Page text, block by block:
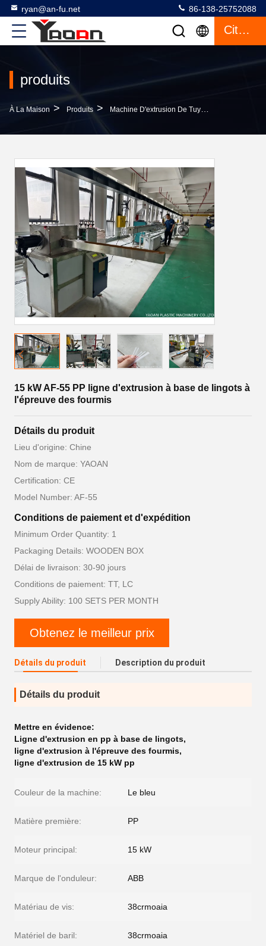
ryan@an-fu.net 86-138-25752088
Citation
produits
À La Maison > Produits > Machine D'extrusion De Tuyaux En Plastique
15 kW AF-55 PP ligne d'extrusion à base de lingots à
l'épreuve des fourmis
Détails du produit
Lieu d'origine: Chine
Nom de marque: YAOAN
Certification: CE
Model Number: AF-55
Conditions de paiement et d'expédition
Minimum Order Quantity: 1
Packaging Details: WOODEN BOX
Délai de livraison: 30-90 jours
Conditions de paiement: TT, LC
Supply Ability: 100 SETS PER MONTH
Obtenez le meilleur prix
Détails du produit Description du produit
Détails du produit
Mettre en évidence:
Ligne d'extrusion en pp à base de lingots,
ligne d'extrusion à l'épreuve des fourmis,
ligne d'extrusion de 15 kW pp
Couleur de la machine: Le bleu
Matière première: PP
Moteur principal: 15 kW
Marque de l'onduleur: ABB
Matériau de vis: 38crmoaia
Matériel de baril: 38crmoaia